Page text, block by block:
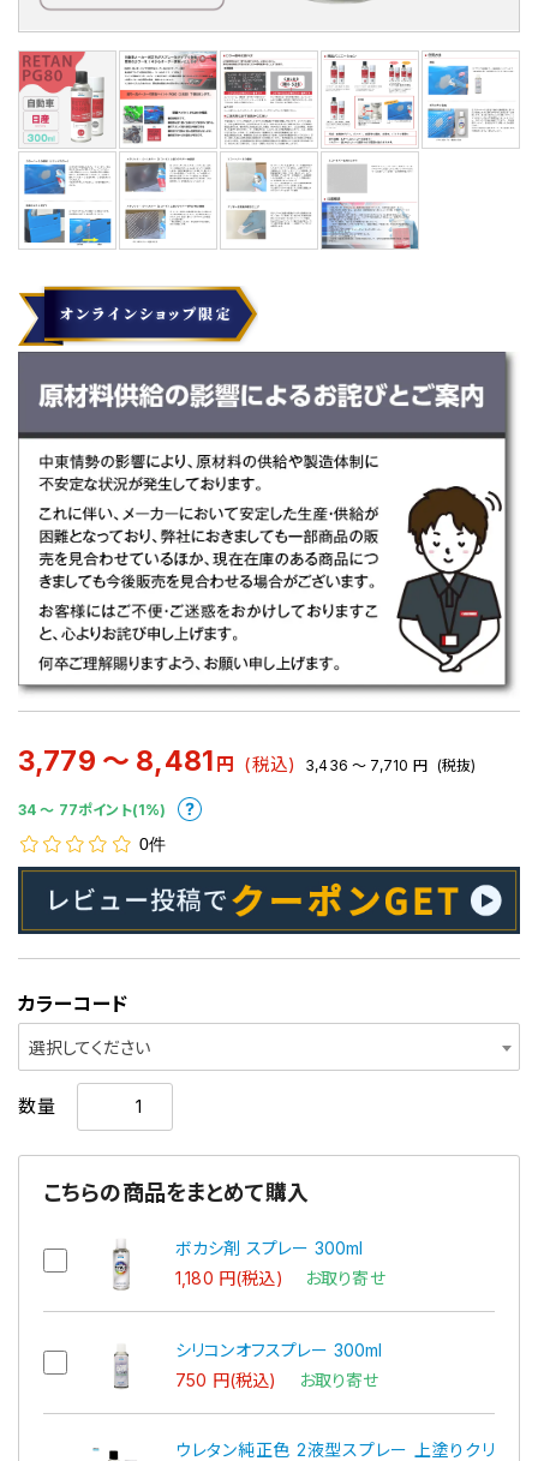
3,779 ～ 8,481 円 (税込) 3,436 ～ 7,710 円 (税抜)
34 〜 77ポイント(1%)
0件
カラーコード
選択してください
数量
こちらの商品をまとめて購入
ボカシ剤 スプレー 300ml
1,180 円(税込)
お取り寄せ
シリコンオフスプレー 300ml
750 円(税込)
お取り寄せ
ウレタン純正色 2液型スプレー 上塗りクリ